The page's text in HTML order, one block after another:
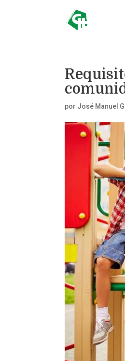
por José Manuel